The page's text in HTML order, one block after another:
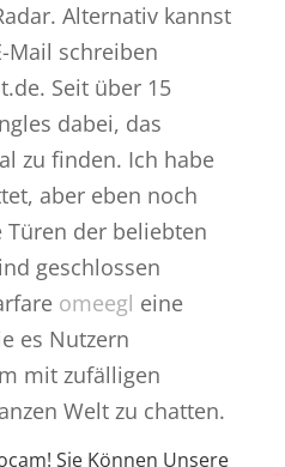
Alternativ kannst
Mail schreiben
Seit über 15
dabei, das
zu finden. Ich habe
aber eben noch
der beliebten
geschlossen
omeegl eine
es Nutzern
mit zufälligen
Welt zu chatten.
Sie Können Unsere